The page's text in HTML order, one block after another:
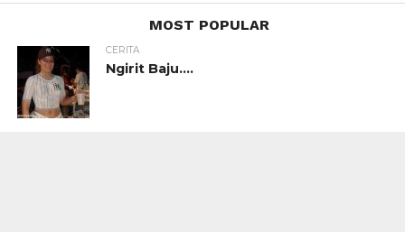
MOST POPULAR
CERITA
Ngirit Baju….